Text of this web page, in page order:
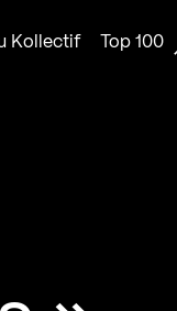
Kollectif Top 100